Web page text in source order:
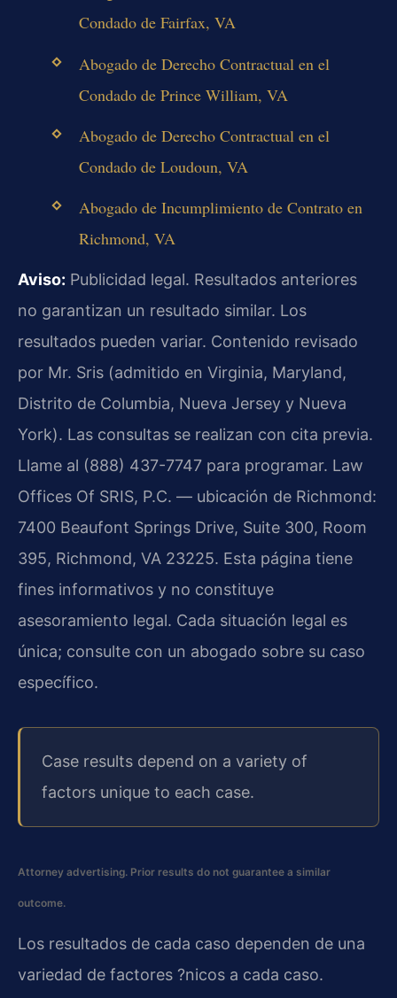
Condado de Fairfax, VA
Abogado de Derecho Contractual en el
Condado de Prince William, VA
Abogado de Derecho Contractual en el
Condado de Loudoun, VA
Abogado de Incumplimiento de Contrato en
Richmond, VA
Aviso: Publicidad legal. Resultados anteriores
no garantizan un resultado similar. Los
resultados pueden variar. Contenido revisado
por Mr. Sris (admitido en Virginia, Maryland,
Distrito de Columbia, Nueva Jersey y Nueva
York). Las consultas se realizan con cita previa.
Llame al (888) 437-7747 para programar. Law
Offices Of SRIS, P.C. — ubicación de Richmond:
7400 Beaufont Springs Drive, Suite 300, Room
395, Richmond, VA 23225. Esta página tiene
fines informativos y no constituye
asesoramiento legal. Cada situación legal es
única; consulte con un abogado sobre su caso
específico.
Case results depend on a variety of
factors unique to each case.
Attorney advertising. Prior results do not guarantee a similar
outcome.
Los resultados de cada caso dependen de una
variedad de factores ?nicos a cada caso.